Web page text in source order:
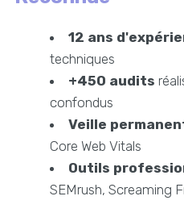
12 ans
techniques
+450 audits
confondus
Veille
Core Web Vitals
Outils
SEMrush, Screaming